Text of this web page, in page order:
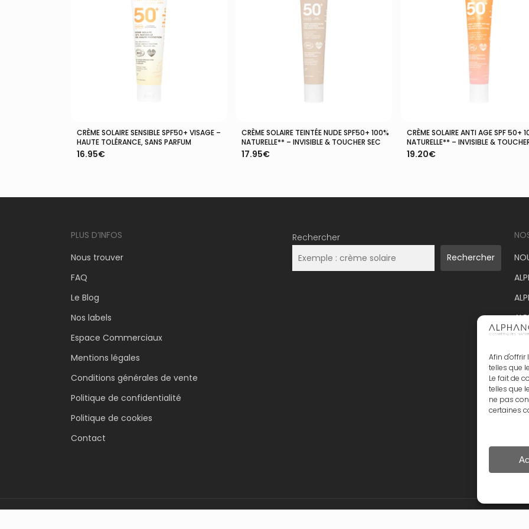
Afin
telles que
Le fait de
telles que
ne pas
certaines
Ajouter Au Panier
CRÈME SOLAIRE SENSIBLE SPF50+ VISAGE –
HAUTE TOLÉRANCE, SANS PARFUM
16.95€
Ajouter Au Panier
CRÈME SOLAIRE TEINTÉE NUDE SPF50+ 100%
NATURELLE** – INVISIBLE & TOUCHER SEC
17.95€
Ajouter Au Panier
CRÈME SOLAIRE ANTI AGE SPF 50+
NATURELLE** – INVISIBLE &
19.20€
PLUS D’INFOS
Nous trouver
FAQ
Le Blog
Nos labels
Espace Commerciaux
Mentions légales
Conditions générales de vente
Politique de confidentialité
Politique de cookies
Contact
Rechercher
Rechercher